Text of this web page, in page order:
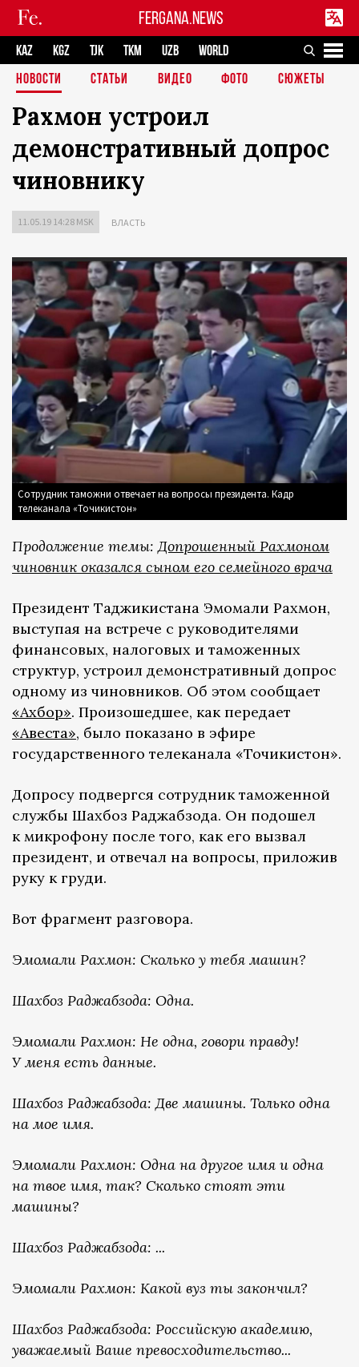
FERGANA.NEWS
KAZ KGZ TJK TKM UZB
WORLD
НОВОСТИ
СТАТЬИ ВИДЕО ФОТО СЮЖЕТЫ
Рахмон устроил
демонстративный допрос
чиновнику
11.05.19 14:28 MSK ВЛАСТЬ
Сотрудник таможни отвечает на вопросы президента. Кадр
телеканала «Точикистон»
Продолжение темы:Допрошенный Рахмоном
чиновник оказался сыном его семейного врача
Президент Таджикистана Эмомали Рахмон,
выступая на встрече с руководителями
финансовых, налоговых и таможенных
структур, устроил демонстративный допрос
одному из чиновников. Об этом сообщает
«Ахбор». Произошедшее, как передает
«Авеста», было показано в эфире
государственного телеканала «Точикистон».
Допросу подвергся сотрудник таможенной
службы Шахбоз Раджабзода. Он подошел
к микрофону после того, как его вызвал
президент, и отвечал на вопросы, приложив
руку к груди.
Вот фрагмент разговора.
Эмомали Рахмон: Сколько у тебя машин?
Шахбоз Раджабзода: Одна.
Эмомали Рахмон: Не одна, говори правду!
У меня есть данные.
Шахбоз Раджабзода: Две машины. Только одна
на мое имя.
Эмомали Рахмон: Одна на другое имя и одна
на твое имя, так? Сколько стоят эти
машины?
Шахбоз Раджабзода: ...
Эмомали Рахмон: Какой вуз ты закончил?
Шахбоз Раджабзода: Российскую академию,
уважаемый Ваше превосходительство...